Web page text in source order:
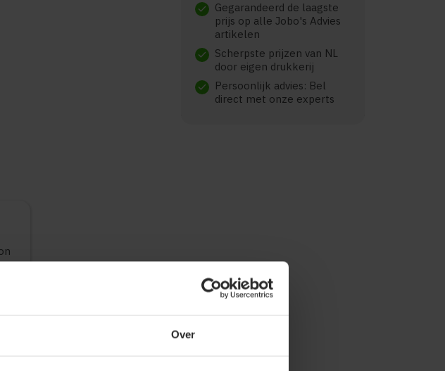
Over
check Gegarandeerd de laagste
prijs op alle Jobo's Advies
artikelen
check Scherpste prijzen van NL
door eigen drukkerij
check
Persoonlijk advies: Bel
direct met onze experts